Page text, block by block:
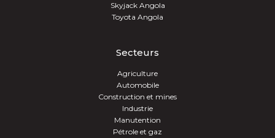
Skyjack Angola
Toyota Angola
Secteurs
Agriculture
Automobile
Construction et mines
Industrie
Manutention
Pétrole et gaz